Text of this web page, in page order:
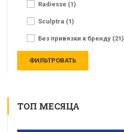
Radiesse (1)
Sculptra (1)
Без привязки к бренду (21)
ТОП МЕСЯЦА